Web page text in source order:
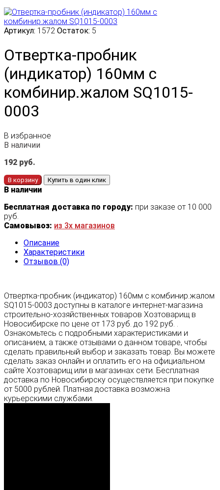
Артикул: 1572 Остаток: 5
Отвертка-пробник
(индикатор) 160мм с
комбинир.жалом SQ1015-
0003
В избранное
В наличии
192 руб.
В корзину Купить в один клик
В наличии
Бесплатная доставка по городу: при заказе от 10 000
руб.
Самовывоз: из 3х магазинов
Описание
Характеристики
Отзывов (0)
Отвертка-пробник (индикатор) 160мм с комбинир.жалом
SQ1015-0003 доступны в каталоге интернет-магазина
строительно-хозяйственных товаров Хозтоварищ в
Новосибирске по цене от 173 руб. до 192 руб. .
Ознакомьтесь с подробными характеристиками и
описанием, а также отзывами о данном товаре, чтобы
сделать правильный выбор и заказать товар. Вы можете
сделать заказ онлайн и оплатить его на официальном
сайте Хозтоварищ или в магазинах сети. Бесплатная
доставка по Новосибирску осуществляется при покупке
от 5000 рублей. Платная доставка возможна
курьерскими службами.